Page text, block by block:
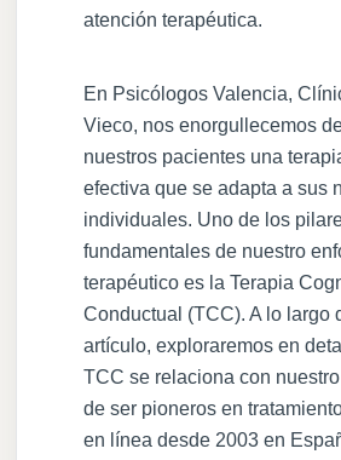
atención terapéutica.
En Psicólogos Valencia,
Vieco, nos enorgullecemos
nuestros pacientes una
efectiva que se adapta a sus
individuales. Uno de los
fundamentales de nuestro
terapéutico es la Terapia
Conductual (TCC). A lo largo
artículo, exploraremos en
TCC se relaciona con
de ser pioneros en
en línea desde 2003 en